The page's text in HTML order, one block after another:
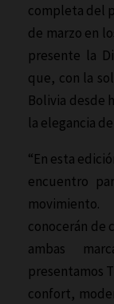
completa del
de marzo en
presente la
que, con la
Bolivia desde
la elegancia
“En esta
encuentro
conocerán de
ambas
presentamos
confort,